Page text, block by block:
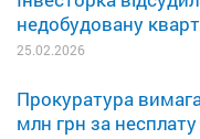
недобудовану
25.02.2026
Прокуратура
млн грн за